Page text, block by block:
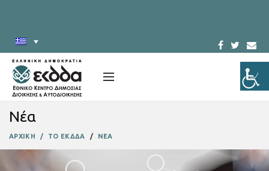
Νέα
ΑΡΧΙΚΗ ΤΟ ΕΚΔΔΑ ΝΕΑ